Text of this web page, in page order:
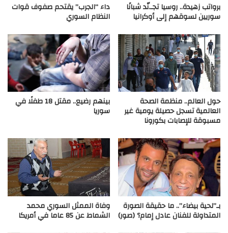
برواتب زهيدة.. روسيا تجـ.نّد شبانًا
سوريين لسوقهم إلى أوكرانيا
داء “الجرب” يقتحم صفوف قوات
النظام السوري
حول العالم.. منظمة الصحة
العالمية تسجل حصيلة يومية غير
مسبوقة للإصابات بكورونا
بينهم رضيع.. مقتل 18 طفلًا في
سوريا
بـ”لحية بيضاء”.. ما حقيقة الصورة
المتداولة للفنان عادل إمام؟ (صور)
وفاة الممثل السوري محمد
الشماط عن 85 عاما في أمريكا